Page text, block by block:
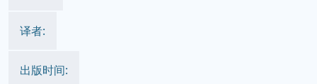
译者:
出版时间: